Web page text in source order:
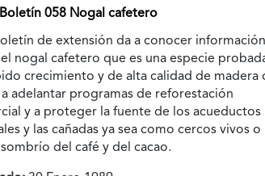
058 Nogal cafetero
de extensión da a conocer información
nogal cafetero que es una especie
crecimiento y de alta calidad de madera
a adelantar programas de reforestación
y a proteger la fuente de los acueductos
y las cañadas ya sea como cercos vivos o
del café y del cacao.